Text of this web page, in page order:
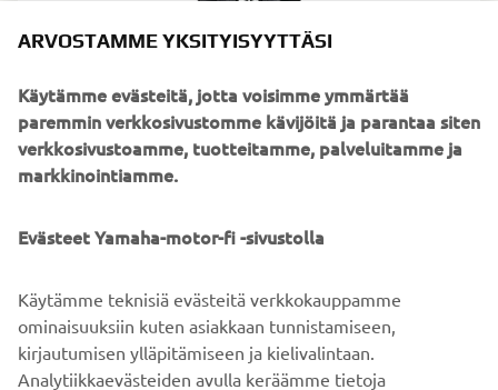
6X9 Avaimenperä
Kelluu veteen pudonneena, lukittuu tarvittaessa. Tämä
oikea henkilö voi käynnistää moottorin.
ETSI LÄHIN JÄLLEENMYYJÄ
ARVOSTAMME YKSITYISYYTTÄSI
Käytämme evästeitä, jotta voisimme ymmärtää
paremmin verkkosivustomme kävijöitä ja parantaa siten
verkkosivustoamme, tuotteitamme, palveluitamme ja
markkinointiamme.
Evästeet Yamaha-motor-fi -sivustolla
Käytämme teknisiä evästeitä verkkokauppamme
ominaisuuksiin kuten asiakkaan tunnistamiseen,
kirjautumisen ylläpitämiseen ja kielivalintaan.
Analytiikkaevästeiden avulla keräämme tietoja